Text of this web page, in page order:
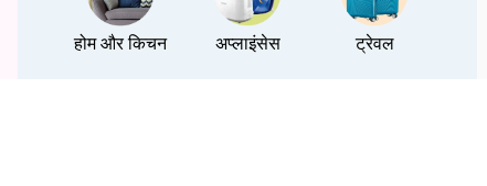
होम और किचन अप्लाइंसेस ट्रेवल